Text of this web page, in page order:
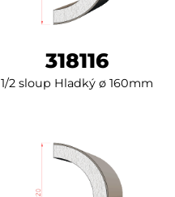
318116
1/2 sloup Hladký ø 160mm